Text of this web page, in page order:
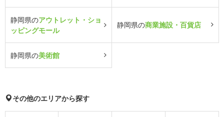
静岡県のアウトレット・ショ
ッピングモール
静岡県の商業施設・百貨店
静岡県の美術館
その他のエリアから探す